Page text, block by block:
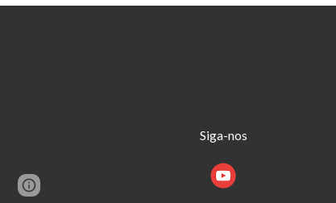
Siga-nos
Report abuse